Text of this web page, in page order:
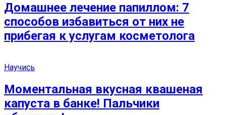
Домашнее лечение папиллом: 7
способов избавиться от них не
прибегая к услугам косметолога
Научись
Моментальная вкусная квашеная
капуста в банке! Пальчики